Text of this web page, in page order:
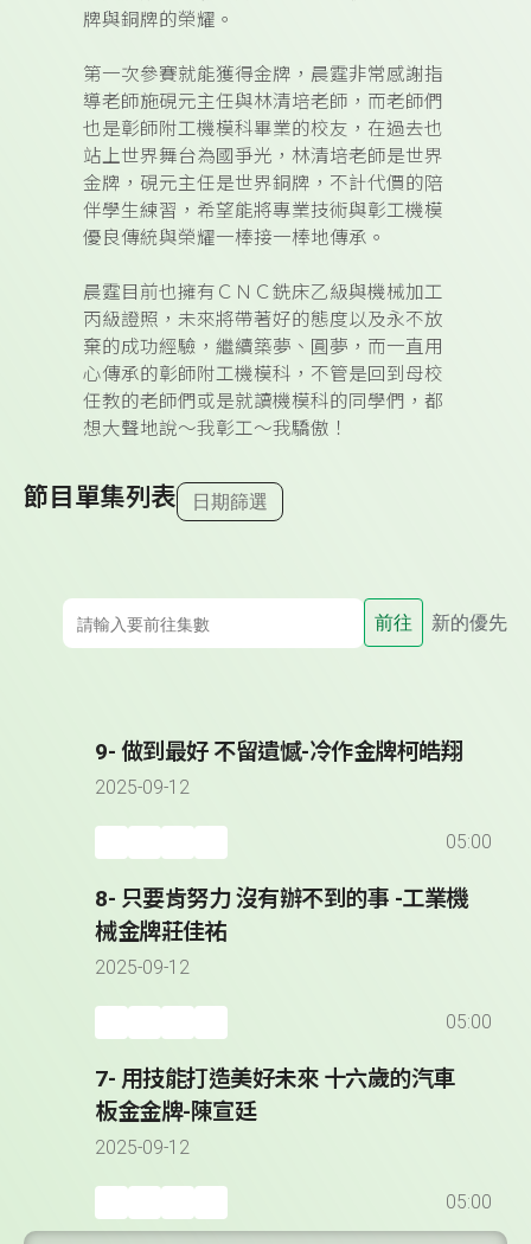
牌與銅牌的榮耀。
第一次參賽就能獲得金牌，晨霆非常感謝指
導老師施硯元主任與林清培老師，而老師們
也是彰師附工機模科畢業的校友，在過去也
站上世界舞台為國爭光，林清培老師是世界
金牌，硯元主任是世界銅牌，不計代價的陪
伴學生練習，希望能將專業技術與彰工機模
優良傳統與榮耀一棒接一棒地傳承。
晨霆目前也擁有ＣＮＣ銑床乙級與機械加工
丙級證照，未來將帶著好的態度以及永不放
棄的成功經驗，繼續築夢、圓夢，而一直用
心傳承的彰師附工機模科，不管是回到母校
任教的老師們或是就讀機模科的同學們，都
想大聲地說～我彰工～我驕傲！
節目單集列表 日期篩選
前往 新的優先
9- 做到最好 不留遺憾-冷作金牌柯皓翔
2025-09-12
05:00
8- 只要肯努力 沒有辦不到的事 -工業機
械金牌莊佳祐
2025-09-12
05:00
7- 用技能打造美好未來 十六歲的汽車
板金金牌-陳宣廷
2025-09-12
05:00